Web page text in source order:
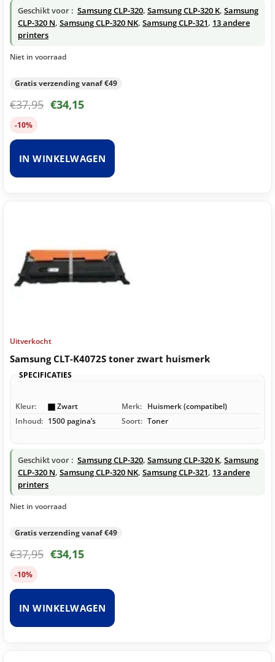
Geschikt voor : Samsung CLP-320, Samsung CLP-320 K, Samsung
CLP-320 N, Samsung CLP-320 NK, Samsung CLP-321, 13 andere
printers
Niet in voorraad
Gratis verzending vanaf €49
€37,95 €34,15
-10%
IN WINKELWAGEN
Uitverkocht
Samsung CLT-K4072S toner zwart huismerk
SPECIFICATIES
Kleur: Zwart Merk: Huismerk (compatibel)
Inhoud: 1500 pagina’s Soort: Toner
Geschikt voor : Samsung CLP-320, Samsung CLP-320 K, Samsung
CLP-320 N, Samsung CLP-320 NK, Samsung CLP-321, 13 andere
printers
Niet in voorraad
Gratis verzending vanaf €49
€37,95 €34,15
-10%
IN WINKELWAGEN